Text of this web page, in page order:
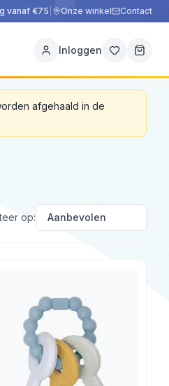
vanaf €75 Onze winkel Contact
Inloggen
afgehaald in de
op: